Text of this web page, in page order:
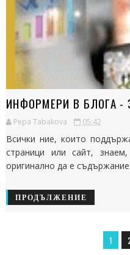
ИНФОРМЕРИ В БЛОГА -
Pepa Tabakova 05:42
Всички ние, които
страници или сайт,
оригинално да е
ПРОДЪЛЖЕНИЕ
1